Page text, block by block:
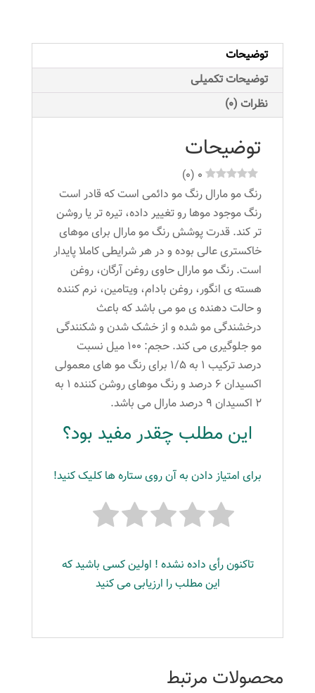
شماره
6.00
عدد
توضیحات
توضیحات تکمیلی
نظرات (0)
توضیحات
0
(
0
)
رنگ مو مارال رنگ مو دائمی است که قادر است
رنگ موجود موها رو تغییر داده، تیره تر یا روشن
تر کند. قدرت پوشش رنگ مو مارال برای موهای
خاکستری عالی بوده و در هر شرایطی کاملا پایدار
است. رنگ مو مارال حاوی روغن آرگان، روغن
هسته ی انگور، روغن بادام، ویتامین، نرم کننده
و حالت دهنده ی مو می باشد که باعث
درخشندگی مو شده و از خشک شدن و شکنندگی
مو جلوگیری می کند. حجم: ۱۰۰ میل نسبت
درصد ترکیب ۱ به ۱/۵ برای رنگ مو های معمولی
اکسیدان ۶ درصد و رنگ موهای روشن کننده ۱ به
۲ اکسیدان ۹ درصد مارال می باشد.
این مطلب چقدر مفید بود؟
برای امتیاز دادن به آن روی ستاره ها کلیک کنید!
تاکنون رأی داده نشده ! اولین کسی باشید که
این مطلب را ارزیابی می کنید
محصولات مرتبط